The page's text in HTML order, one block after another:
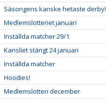
Säsongens kanske hetaste derby!
Medlemslotteriet januari
Inställda matcher 29/1
Kansliet stängt 24 januari
Inställda matcher
Hoodies!
Medlemslotteri december